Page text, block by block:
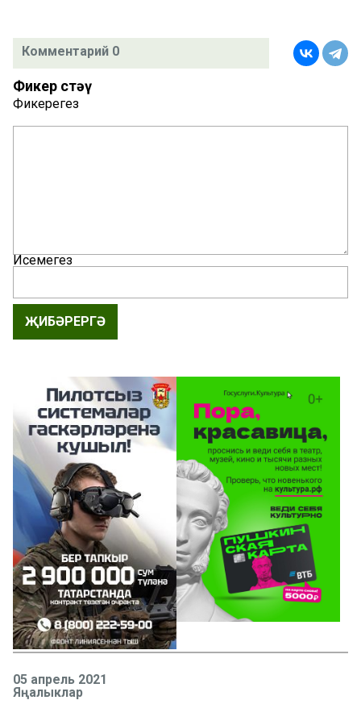
Комментарий 0
Фикер өстәү
Фикерегез
Исемегез
ҖИБӘРЕРГӘ
05 апрель 2021
Яңалыклар